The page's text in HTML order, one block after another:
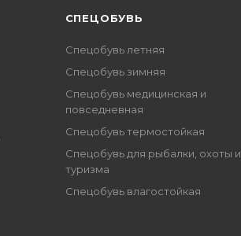
CПЕЦОБУВЬ
Спецобувь летняя
Спецобувь зимняя
Спецобувь медицинская и
повседневная
Спецобувь термостойкая
Спецобувь для рыбалки, охоты и
туризма
Спецобувь влагостойкая